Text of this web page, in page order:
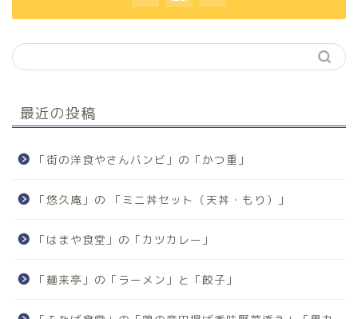
最近の投稿
「街の洋食やさんバンビ」の「かつ重」
「悠久庵」の 「ミニ丼セット（天丼・もり）」
「はまや食堂」の「カツカレー」
「麺来亭」の「ラーメン」と「餃子」